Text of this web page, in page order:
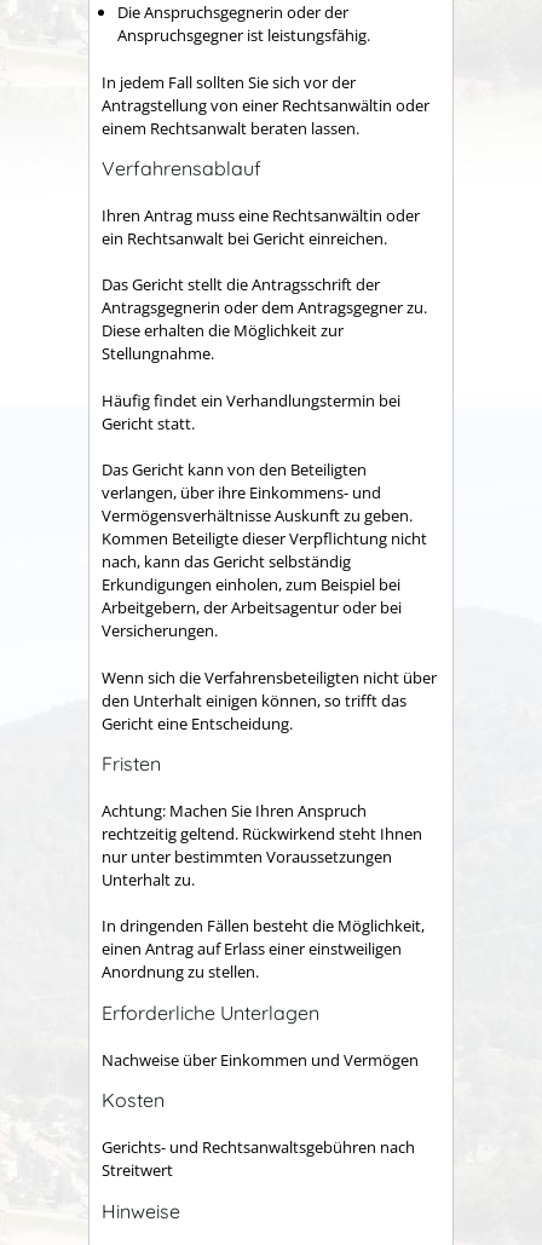
Die Anspruchsgegnerin oder der
Anspruchsgegner ist leistungsfähig.
In jedem Fall sollten Sie sich vor der
Antragstellung von einer Rechtsanwältin oder
einem Rechtsanwalt beraten lassen.
Verfahrensablauf
Ihren Antrag muss eine Rechtsanwältin oder
ein Rechtsanwalt bei Gericht einreichen.
Das Gericht stellt die Antragsschrift der
Antragsgegnerin oder dem Antragsgegner zu.
Diese erhalten die Möglichkeit zur
Stellungnahme.
Häufig findet ein Verhandlungstermin bei
Gericht statt.
Das Gericht kann von den Beteiligten
verlangen, über ihre Einkommens- und
Vermögensverhältnisse Auskunft zu geben.
Kommen Beteiligte dieser Verpflichtung nicht
nach, kann das Gericht selbständig
Erkundigungen einholen, zum Beispiel bei
Arbeitgebern, der Arbeitsagentur oder bei
Versicherungen.
Wenn sich die Verfahrensbeteiligten nicht über
den Unterhalt einigen können, so trifft das
Gericht eine Entscheidung.
Fristen
Achtung: Machen Sie Ihren Anspruch
rechtzeitig geltend. Rückwirkend steht Ihnen
nur unter bestimmten Voraussetzungen
Unterhalt zu.
In dringenden Fällen besteht die Möglichkeit,
einen Antrag auf Erlass einer einstweiligen
Anordnung zu stellen.
Erforderliche Unterlagen
Nachweise über Einkommen und Vermögen
Kosten
Gerichts- und Rechtsanwaltsgebühren nach
Streitwert
Hinweise